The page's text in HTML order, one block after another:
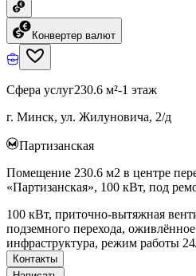
Конвертер валют
Сфера услуг230.6 м²-1 этаж
г. Минск, ул. Жилуновича, 2/д
Партизанская
Помещение 230.6 м2 в центре
«Партизанская», 100 кВт, под
100 кВт, приточно-вытяжная
подземного перехода, оживлённое
инфраструктура, режим работы
Контакты